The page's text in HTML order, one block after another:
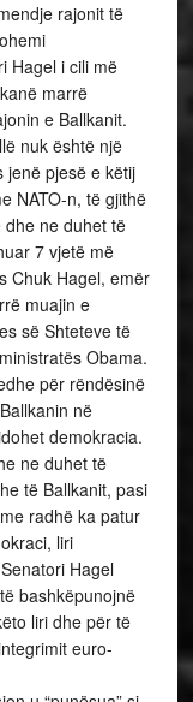
rajonit të
Hagel i cili më
marrë
e Ballkanit.
nuk është një
jenë pjesë e këtij
NATO-n, të gjithë
ne duhet të
7 vjetë më
Chuk Hagel, emër
muajin e
së Shteteve të
Obama.
për rëndësinë
në
demokracia.
ne duhet të
të Ballkanit, pasi
radhë ka patur
liri
Hagel
bashkëpunojnë
liri dhe për të
euro-